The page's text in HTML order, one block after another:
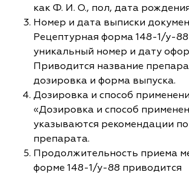
как Ф. И. О., пол, дата
Номер и дата выписки
Рецептурная форма 148-1/у-
уникальный номер и дату
Приводится название
дозировка и форма выпуска.
Дозировка и способ
«Дозировка и способ
указываются рекомендации
препарата.
Продолжительность приема
форме 148-1/у-88 приводится